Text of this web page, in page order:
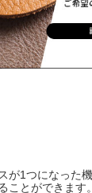
が1つになった機
ことができます。